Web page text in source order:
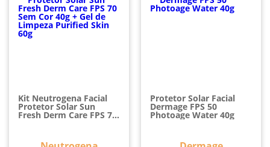
Kit Neutrogena Facial
Protetor Solar Sun
Fresh Derm Care FPS 70
Protetor Solar Facial
Dermage FPS 50
Photoage Water 40g